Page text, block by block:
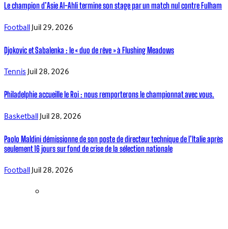
Le champion d’Asie Al-Ahli termine son stage par un match nul contre Fulham
FootballJuil 29, 2026
Djokovic et Sabalenka : le « duo de rêve » à Flushing Meadows
TennisJuil 28, 2026
Philadelphie accueille le Roi : nous remporterons le championnat avec vous.
BasketballJuil 28, 2026
Paolo Maldini démissionne de son poste de directeur technique de l’Italie après
seulement 16 jours sur fond de crise de la sélection nationale
FootballJuil 28, 2026